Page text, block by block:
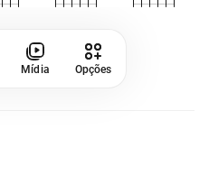
Mídia Opções